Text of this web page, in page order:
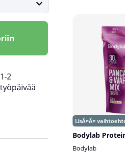
1-2
työpäivää
Bodylab
Bodylab